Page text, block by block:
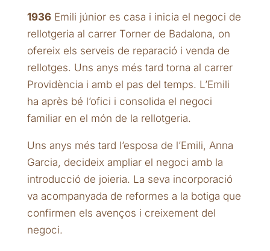
1936Emili júnior es casa i inicia el negoci de
rellotgeria al carrer Torner de Badalona, on
ofereix els serveis de reparació i venda de
rellotges. Uns anys més tard torna al carrer
Providència i amb el pas del temps. L’Emili
ha après bé l’ofici i consolida el negoci
familiar en el món de la rellotgeria.
Uns anys més tard l’esposa de l’Emili, Anna
Garcia, decideix ampliar el negoci amb la
introducció de joieria. La seva incorporació
va acompanyada de reformes a la botiga que
confirmen els avenços i creixement del
negoci.